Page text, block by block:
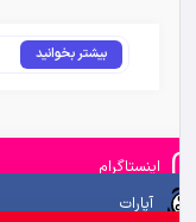
بیشتر بخوانید
اینستاگرام
آپارات